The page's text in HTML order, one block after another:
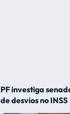
PF investiga
de desvios no INSS